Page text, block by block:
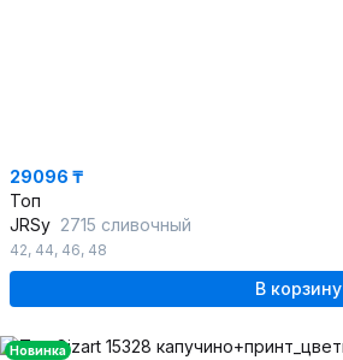
29096 ₸
Топ
JRSy 2715 сливочный
42, 44, 46, 48
В корзину
Новинка